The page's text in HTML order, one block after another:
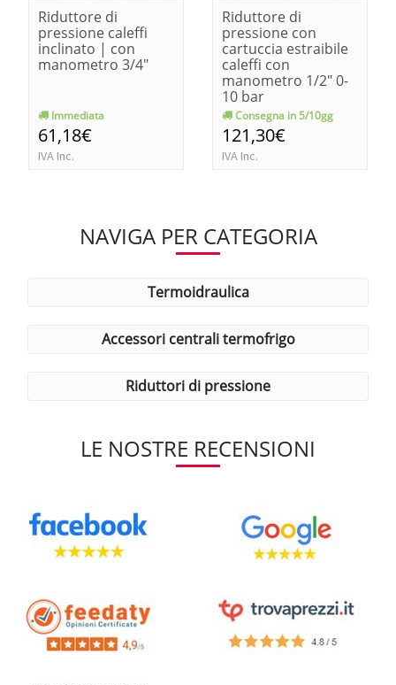
Riduttore di
pressione caleffi
inclinato | con
manometro 3/4"
Immediata
61,18€
IVA Inc.
Riduttore di
pressione con
cartuccia estraibile
caleffi con
manometro 1/2" 0-
10 bar
Consegna in 5/10gg
121,30€
IVA Inc.
NAVIGA PER CATEGORIA
termoidraulica
accessori centrali termofrigo
riduttori di pressione
LE NOSTRE RECENSIONI